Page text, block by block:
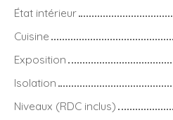
État intérieur
Cuisine
Exposition
Isolation
Niveaux (RDC inclus)